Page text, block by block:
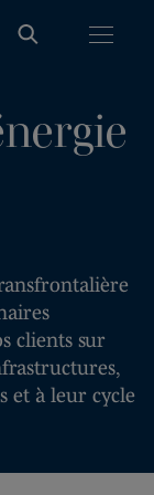
clients sur
et à leur cycle